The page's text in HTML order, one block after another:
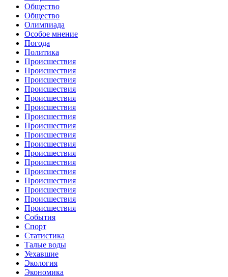
Общество
Общество
Олимпиада
Особое мнение
Погода
Политика
Происшествия
Происшествия
Происшествия
Происшествия
Происшествия
Происшествия
Происшествия
Происшествия
Происшествия
Происшествия
Происшествия
Происшествия
Происшествия
Происшествия
Происшествия
Происшествия
Происшествия
События
Спорт
Статистика
Талые воды
Уехавшие
Экология
Экономика